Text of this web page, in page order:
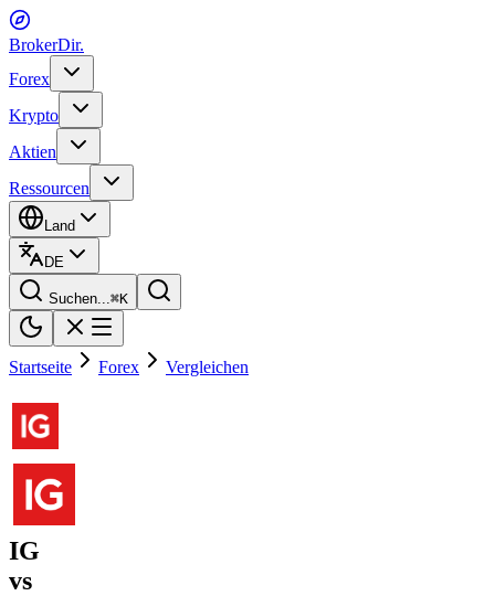
BrokerDir.
Forex
Krypto
Aktien
Ressourcen
Land
DE
Suchen...⌘K
Startseite Forex Vergleichen
IG
vs